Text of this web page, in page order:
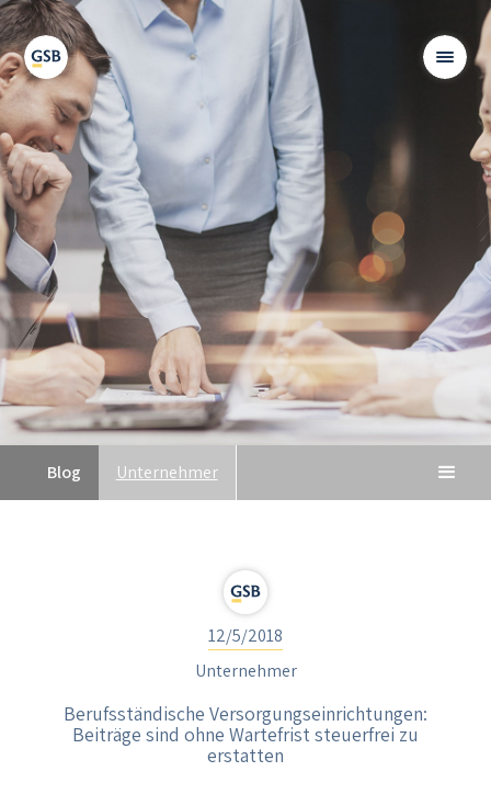
Blog Unternehmer
Berufsständische Versorgungseinrichtungen:
Beiträge sind ohne Wartefrist steuerfrei zu
erstatten
12/5/2018
Unternehmer